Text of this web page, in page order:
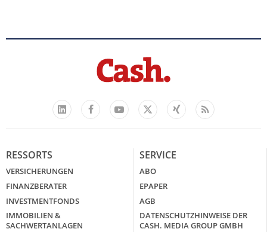
LinkedIn
FacebookYouTube
X
Xing Feed
RESSORTS
VERSICHERUNGEN
FINANZBERATER
INVESTMENTFONDS
IMMOBILIEN &
SACHWERTANLAGEN
SERVICE
ABO
EPAPER
AGB
DATENSCHUTZHINWEISE DER
CASH. MEDIA GROUP GMBH